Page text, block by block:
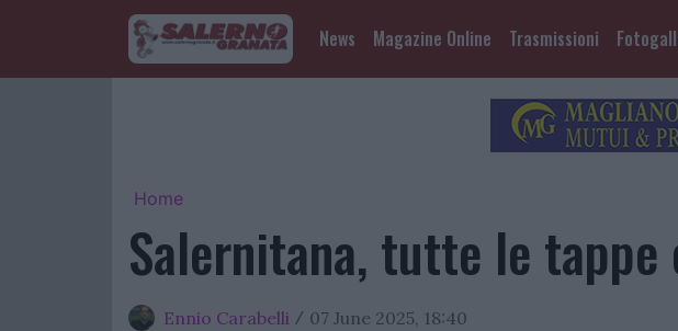
News Magazine Online Trasmissioni
Home
Salernitana, tutte le tappe
Ennio Carabelli / 07 June 2025, 18:40